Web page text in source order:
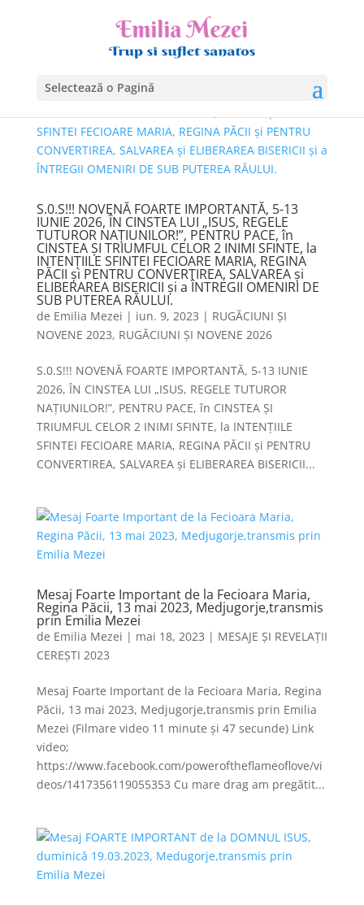
Selectează o Pagină
S.0.S!!! NOVENĂ FOARTE IMPORTANTĂ, 5-13
IUNIE 2026, ÎN CINSTEA LUI „ISUS, REGELE
TUTUROR NAȚIUNILOR!”, PENTRU PACE, în
CINSTEA ȘI TRIUMFUL CELOR 2 INIMI SFINTE, la
INTENȚIILE SFINTEI FECIOARE MARIA, REGINA
PĂCII și PENTRU CONVERTIREA, SALVAREA și
ELIBERAREA BISERICII și a ÎNTREGII OMENIRI DE
SUB PUTEREA RĂULUI.
de Emilia Mezei | iun. 9, 2023 | RUGĂCIUNI ȘI
NOVENE 2023, RUGĂCIUNI ȘI NOVENE 2026
S.0.S!!! NOVENĂ FOARTE IMPORTANTĂ, 5-13 IUNIE
2026, ÎN CINSTEA LUI „ISUS, REGELE TUTUROR
NAȚIUNILOR!”, PENTRU PACE, în CINSTEA ȘI
TRIUMFUL CELOR 2 INIMI SFINTE, la INTENȚIILE
SFINTEI FECIOARE MARIA, REGINA PĂCII și PENTRU
CONVERTIREA, SALVAREA și ELIBERAREA BISERICII...
Mesaj Foarte Important de la Fecioara Maria,
Regina Păcii, 13 mai 2023, Medjugorje,transmis
prin Emilia Mezei
de Emilia Mezei | mai 18, 2023 | MESAJE ȘI REVELAȚII
CEREȘTI 2023
Mesaj Foarte Important de la Fecioara Maria, Regina
Păcii, 13 mai 2023, Medjugorje,transmis prin Emilia
Mezei (Filmare video 11 minute și 47 secunde) Link
video;
https://www.facebook.com/poweroftheflameoflove/vi
deos/1417356119055353 Cu mare drag am pregătit...